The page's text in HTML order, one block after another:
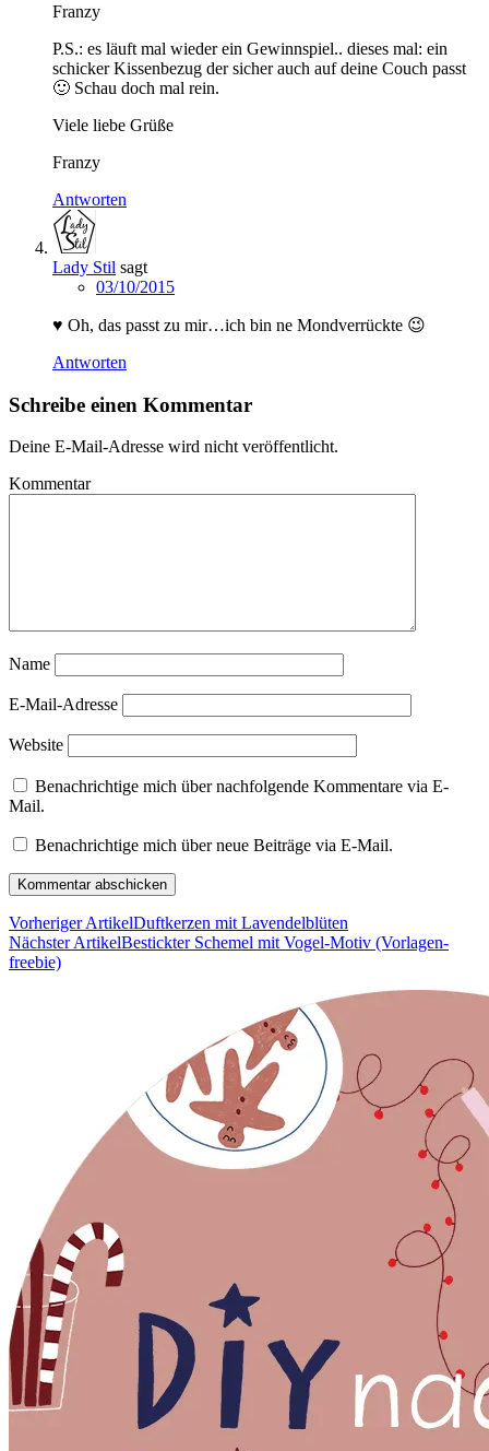
Franzy
P.S.: es läuft mal wieder ein Gewinnspiel.. dieses mal: ein
schicker Kissenbezug der sicher auch auf deine Couch passt
🙂 Schau doch mal rein.
Viele liebe Grüße
Franzy
Antworten
Lady Stil sagt
03/10/2015
♥ Oh, das passt zu mir…ich bin ne Mondverrückte 😉
Antworten
Schreibe einen Kommentar
Deine E-Mail-Adresse wird nicht veröffentlicht.
Kommentar
Name
E-Mail-Adresse
Website
Benachrichtige mich über nachfolgende Kommentare via E-
Mail.
Benachrichtige mich über neue Beiträge via E-Mail.
Vorheriger ArtikelDuftkerzen mit Lavendelblüten
Nächster ArtikelBestickter Schemel mit Vogel-Motiv (Vorlagen-
freebie)